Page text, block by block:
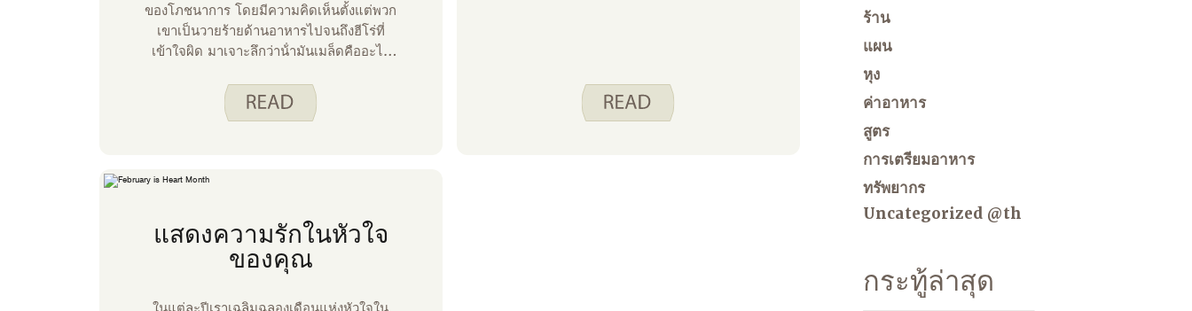
ของโภชนาการ โดยมีความคิดเห็นตั้งแต่พวก
เขาเป็นวายร้ายด้านอาหารไปจนถึงฮีโร่ที่
เข้าใจผิด มาเจาะลึกว่าน้ํามันเมล็ดคืออะไร
ฉลาดเกี่ยวกับการบริโภค
แสดงความรักในหัวใจ
ของคุณ
ร้าน
แผน
หุง
ค่าอาหาร
สูตร
การเตรียมอาหาร
ทรัพยากร
Uncategorized @th
กระทู้ล่าสุด